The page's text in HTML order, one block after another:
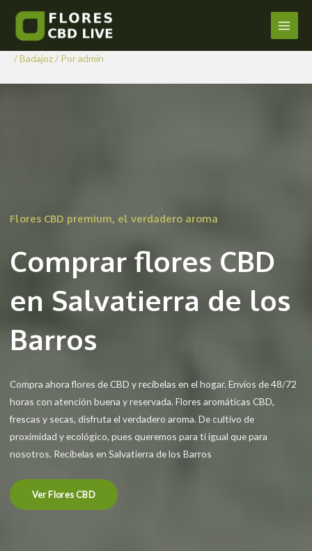
contenido
Main
Comprar Flores CBD en
Salvatierra de los Barros
/Badajoz/ Poradmin
Flores CBD premium, el verdadero aroma
Comprar flores CBD
en Salvatierra de los
Barros
Compra ahora flores de CBD y recíbelas en el hogar. Envíos de 48/72
horas con atención buena y reservada. Flores aromáticas CBD,
frescas y secas, disfruta el verdadero aroma. De cultivo de
proximidad y ecológico, pues queremos para ti igual que para
nosotros. Recíbelas en Salvatierra de los Barros
Ver Flores CBD